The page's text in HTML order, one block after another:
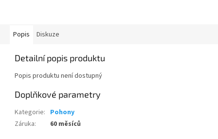
Popis Diskuze
Detailní popis produktu
Popis produktu není dostupný
Doplňkové parametry
Kategorie: Pohony
Záruka: 60 měsíců